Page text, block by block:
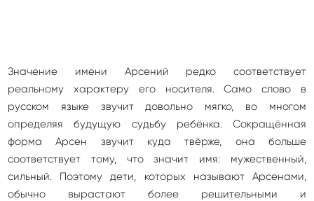
Значение имени Арсений редко соответствует
реальному характеру его носителя. Само слово в
русском языке звучит довольно мягко, во многом
определяя будущую судьбу ребёнка. Сокращённая
форма Арсен звучит куда твёрже, она больше
соответствует тому, что значит имя: мужественный,
сильный. Поэтому дети, которых называют Арсенами,
обычно вырастают более решительными и